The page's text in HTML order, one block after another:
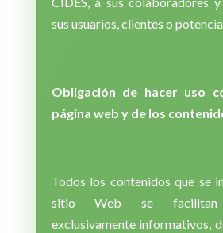
sus usuarios, clientes o
Obligación de hacer uso
página web y de los
Todos los contenidos que se
sitio Web se
exclusivamente informativos,